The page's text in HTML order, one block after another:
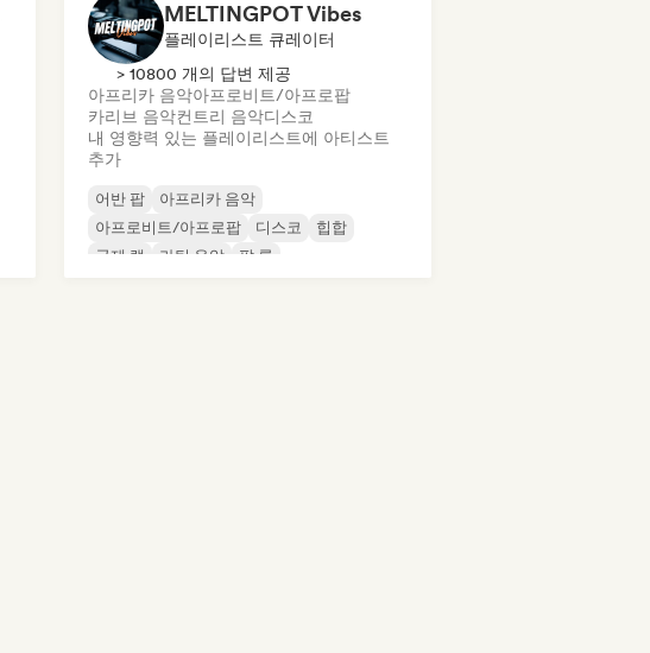
MELTINGPOT Vibes
플레이리스트 큐레이터
> 10800 개의 답변 제공
아프리카 음악아프로비트/아프로팝
카리브 음악컨트리 음악디스코
내 영향력 있는 플레이리스트에 아티스트
추가
어반 팝
아프리카 음악
아프로비트/아프로팝
디스코
힙합
국제 랩
라틴 음악 팝 록